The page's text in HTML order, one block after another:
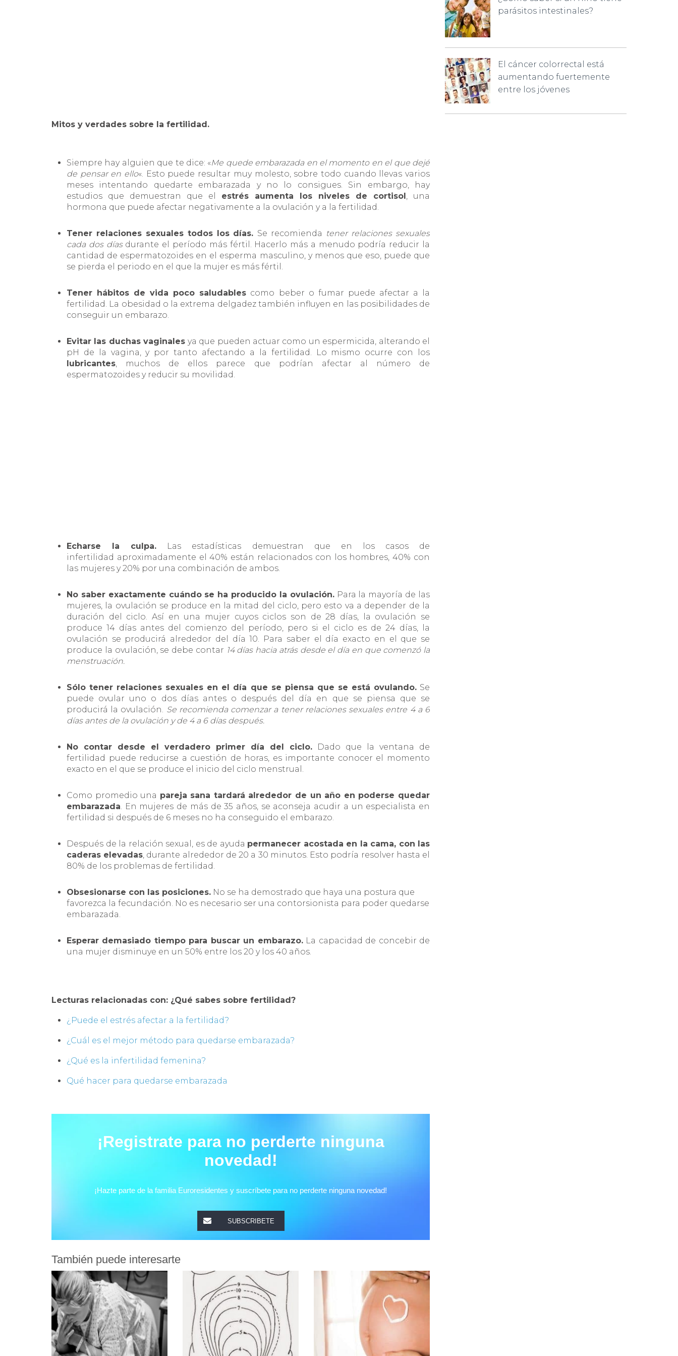
Mitos y verdades sobre la fertilidad.
Siempre hay alguien que te dice: «Me quede embarazada en el momento en el que dejé
de pensar en ello«. Esto puede resultar muy molesto, sobre todo cuando llevas varios
meses intentando quedarte embarazada y no lo consigues. Sin embargo, hay
estudios que demuestran que el estrés aumenta los niveles de cortisol, una
hormona que puede afectar negativamente a la ovulación y a la fertilidad.
Tener relaciones sexuales todos los días. Se recomienda tener relaciones sexuales
cada dos díasdurante el período más fértil. Hacerlo más a menudo podría reducir la
cantidad de espermatozoides en el esperma masculino, y menos que eso, puede que
se pierda el periodo en el que la mujer es más fértil.
Tener hábitos de vida poco saludables como beber o fumar puede afectar a la
fertilidad. La obesidad o la extrema delgadez también influyen en las posibilidades de
conseguir un embarazo.
Evitar las duchas vaginales ya que pueden actuar como un espermicida, alterando el
pH de la vagina, y por tanto afectando a la fertilidad. Lo mismo ocurre con los
lubricantes, muchos de ellos parece que podrían afectar al número de
espermatozoides y reducir su movilidad.
Echarse la culpa. Las estadísticas demuestran que en los casos de
infertilidad aproximadamente el 40% están relacionados con los hombres, 40% con
las mujeres y 20% por una combinación de ambos.
No saber exactamente cuándo se ha producido la ovulación.Para la mayoría de las
mujeres, la ovulación se produce en la mitad del ciclo, pero esto va a depender de la
duración del ciclo. Así en una mujer cuyos ciclos son de 28 días, la ovulación se
produce 14 días antes del comienzo del período, pero si el ciclo es de 24 días, la
ovulación se producirá alrededor del día 10. Para saber el día exacto en el que se
produce la ovulación, se debe contar 14 días hacia atrás desde el día en que comenzó la
menstruación.
Sólo tener relaciones sexuales en el día que se piensa que se está ovulando.Se
puede ovular uno o dos días antes o después del día en que se piensa que se
producirá la ovulación. Se recomienda comenzar a tener relaciones sexuales entre 4 a 6
días antes de la ovulación y de 4 a 6 días después.
No contar desde el verdadero primer día del ciclo. Dado que la ventana de
fertilidad puede reducirse a cuestión de horas, es importante conocer el momento
exacto en el que se produce el inicio del ciclo menstrual.
Como promedio una pareja sana tardará alrededor de un año en poderse quedar
embarazada. En mujeres de más de 35 años, se aconseja acudir a un especialista en
fertilidad si después de 6 meses no ha conseguido el embarazo.
Después de la relación sexual, es de ayuda permanecer acostada en la cama, con las
caderas elevadas, durante alrededor de 20 a 30 minutos. Esto podría resolver hasta el
80% de los problemas de fertilidad.
Obsesionarse con las posiciones. No se ha demostrado que haya una postura que
favorezca la fecundación. No es necesario ser una contorsionista para poder quedarse
embarazada.
Esperar demasiado tiempo para buscar un embarazo.La capacidad de concebir de
una mujer disminuye en un 50% entre los 20 y los 40 años.
Lecturas relacionadas con: ¿Qué sabes sobre fertilidad?
¿Puede el estrés afectar a la fertilidad?
¿Cuál es el mejor método para quedarse embarazada?
¿Qué es la infertilidad femenina?
Qué hacer para quedarse embarazada
También puede interesarte
parásitos intestinales?
El cáncer colorrectal está
aumentando fuertemente
entre los jóvenes